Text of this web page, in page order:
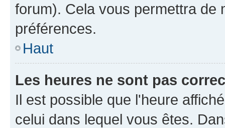
forum). Cela vous permettra de
préférences.
Haut
Les heures ne sont pas
Il est possible que l'heure
celui dans lequel vous êtes.